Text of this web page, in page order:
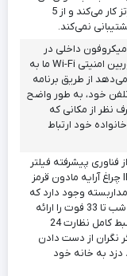
2.4 گیگاهرتز کار می‌کند و از 5
نمی‌کند.
میکروفون داخلی در
دوربین، دوربین امنیتی Wi-Fi ما به
از طریق برنامه
خود، به طور واضح
نظر از مکانی که
خود ارتباط
فناوری پیشرفته فیلتر
IR-CUT، 18 چراغ آرایه مادون قرمز
وجود دارد که
برد دید در شب تا 33 فوت را ارائه
می‌دهد، ضبط کامل نظارت 24
نگران از دست دادن
به خانه خود